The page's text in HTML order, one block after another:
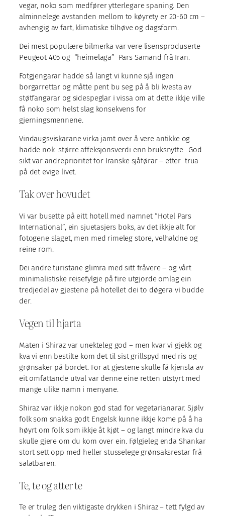
vegar, noko som medfører ytterlegare spaning. Den
alminnelege avstanden mellom to køyrety er 20-60 cm –
avhengig av fart, klimatiske tilhøve og dagsform.
Dei mest populære bilmerka var vere lisensproduserte
Peugeot 405 og “heimelaga” Pars Samand frå Iran.
Fotgjengarar hadde så langt vi kunne sjå ingen
borgarrettar og måtte pent bu seg på å bli kvesta av
støtfangarar og sidespeglar i vissa om at dette ikkje ville
få noko som helst slag konsekvens for
gjerningsmennene.
Vindaugsviskarane virka jamt over å vere antikke og
hadde nok større affeksjonsverdi enn bruksnytte . God
sikt var andreprioritet for Iranske sjåførar – etter trua
på det evige livet.
Tak over hovudet
Vi var busette på eitt hotell med namnet “Hotel Pars
International”, ein sjuetasjers boks, av det ikkje alt for
fotogene slaget, men med rimeleg store, velhaldne og
reine rom.
Dei andre turistane glimra med sitt fråvere – og vårt
minimalistiske reisefylgje på fire utgjorde omlag ein
tredjedel av gjestene på hotellet dei to døgera vi budde
der.
Vegen til hjarta
Maten i Shiraz var unekteleg god – men kvar vi gjekk og
kva vi enn bestilte kom det til sist grillspyd med ris og
grønsaker på bordet. For at gjestene skulle få kjensla av
eit omfattande utval var denne eine retten utstyrt med
mange ulike namn i menyane.
Shiraz var ikkje nokon god stad for vegetarianarar. Sjølv
folk som snakka godt Engelsk kunne ikkje kome på å ha
høyrt om folk som ikkje åt kjøt – og langt mindre kva du
skulle gjere om du kom over ein. Følgjeleg enda Shankar
stort sett opp med heller stusselege grønsaksrestar frå
salatbaren.
Te, te og atter te
Te er truleg den viktigaste drykken i Shiraz – tett fylgd av